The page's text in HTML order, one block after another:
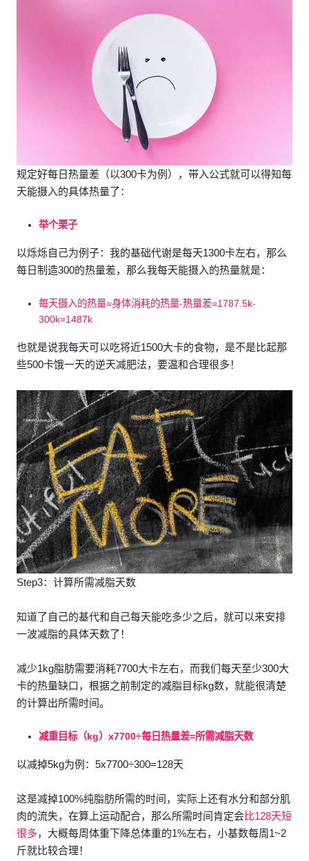
规定好每日热量差（以300卡为例），带入公式就可以得知每
天能摄入的具体热量了：
举个栗子
以烁烁自己为例子：我的基础代谢是每天1300卡左右，那么
每日制造300的热量差，那么我每天能摄入的热量就是：
每天摄入的热量=身体消耗的热量-热量差=1787.5k-
300k=1487k
也就是说我每天可以吃将近1500大卡的食物，是不是比起那
些500卡饿一天的逆天减肥法，要温和合理很多！
Step3：计算所需减脂天数
知道了自己的基代和自己每天能吃多少之后，就可以来安排
一波减脂的具体天数了！
减少1kg脂肪需要消耗7700大卡左右，而我们每天至少300大
卡的热量缺口，根据之前制定的减脂目标kg数，就能很清楚
的计算出所需时间。
减重目标（kg）x7700÷每日热量差=所需减脂天数
以减掉5kg为例：5x7700÷300=128天
这是减掉100%纯脂肪所需的时间，实际上还有水分和部分肌
肉的流失，在算上运动配合，那么所需时间肯定会比128天短
很多，大概每周体重下降总体重的1%左右，小基数每周1~2
斤就比较合理！